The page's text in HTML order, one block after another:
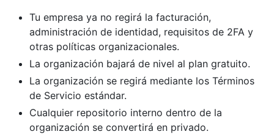
Tu empresa ya no regirá la facturación,
administración de identidad, requisitos de 2FA y
otras políticas organizacionales.
La organización bajará de nivel al plan gratuito.
La organización se regirá mediante los Términos
de Servicio estándar.
Cualquier repositorio interno dentro de la
organización se convertirá en privado.